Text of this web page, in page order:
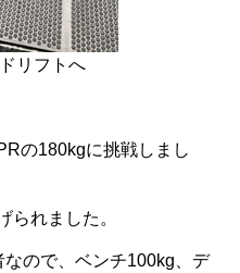
リフトへ
の180kgに挑戦しまし
られました。
ので、ベンチ100kg、デ